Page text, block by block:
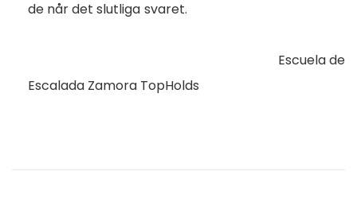
de når det slutliga svaret.
Escuela de
Escalada Zamora TopHolds